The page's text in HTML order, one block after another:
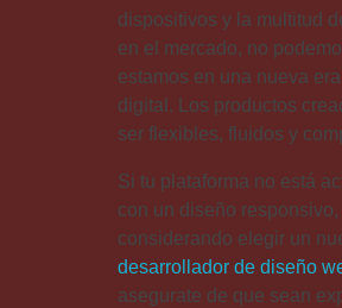
dispositivos y la multitud
en el mercado, no
estamos en una nueva
digital. Los productos
ser flexibles, fluidos y
Si tu plataforma no está
con un diseño responsivo,
considerando elegir un
desarrollador de diseño
asegurate de que sean